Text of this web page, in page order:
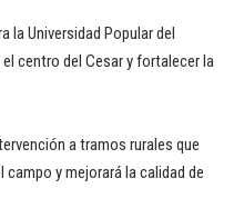
la Universidad Popular del
centro del Cesar y fortalecer la
a tramos rurales que
y mejorará la calidad de